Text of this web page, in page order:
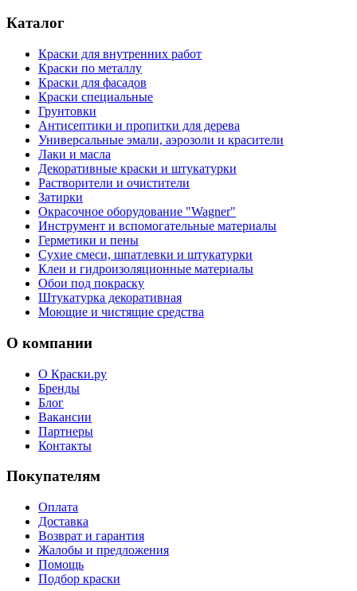
Каталог
Краски для внутренних работ
Краски по металлу
Краски для фасадов
Краски специальные
Грунтовки
Антисептики и пропитки для дерева
Универсальные эмали, аэрозоли и красители
Лаки и масла
Декоративные краски и штукатурки
Растворители и очистители
Затирки
Окрасочное оборудование "Wagner"
Инструмент и вспомогательные материалы
Герметики и пены
Сухие смеси, шпатлевки и штукатурки
Клеи и гидроизоляционные материалы
Обои под покраску
Штукатурка декоративная
Моющие и чистящие средства
О компании
О Краски.ру
Бренды
Блог
Вакансии
Партнеры
Контакты
Покупателям
Оплата
Доставка
Возврат и гарантия
Жалобы и предложения
Помощь
Подбор краски